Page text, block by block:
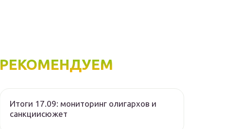
РЕКОМЕНДУЕМ
Итоги 17.09: мониторинг олигархов и
санкциисюжет